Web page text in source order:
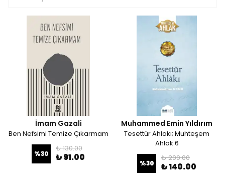
İmam Gazali
Ben Nefsimi Temize Çıkarmam
%30
₺ 130.00
₺ 91.00
Muhammed Emin Yıldırım
Tesettür Ahlakı; Muhteşem
Ahlak 6
%30
₺ 200.00
₺ 140.00